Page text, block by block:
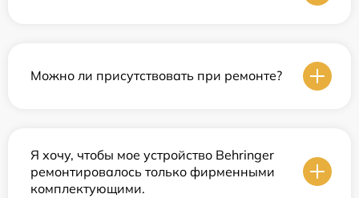
Можно ли присутствовать при ремонте?
Я хочу, чтобы мое устройство Behringer
ремонтировалось только фирменными
комплектующими.